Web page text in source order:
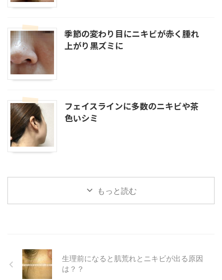
季節の変わり目にニキビが赤く腫れ
上がり黒ズミに
フェイスラインに多数のニキビや茶
色いシミ
もっと読む
生理前になると肌荒れとニキビが出る原因
は？？